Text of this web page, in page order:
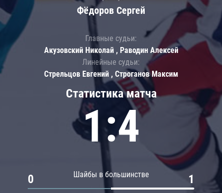
Статистика матча
1:4
Шайбы в большинстве
0 1
Фёдоров Сергей
Главные судьи:
Акузовский Николай , Раводин Алексей
Линейные судьи:
Стрельцов Евгений , Строганов Максим